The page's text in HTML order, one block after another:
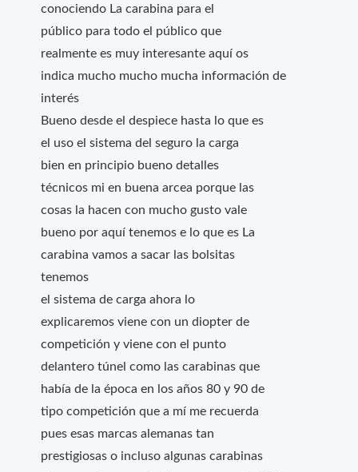
conociendo La carabina para el
público para todo el público que
realmente es muy interesante aquí os
indica mucho mucho mucha información de
interés
Bueno desde el despiece hasta lo que es
el uso el sistema del seguro la carga
bien en principio bueno detalles
técnicos mi en buena arcea porque las
cosas la hacen con mucho gusto vale
bueno por aquí tenemos e lo que es La
carabina vamos a sacar las bolsitas
tenemos
el sistema de carga ahora lo
explicaremos viene con un diopter de
competición y viene con el punto
delantero túnel como las carabinas que
había de la época en los años 80 y 90 de
tipo competición que a mí me recuerda
pues esas marcas alemanas tan
prestigiosas o incluso algunas carabinas